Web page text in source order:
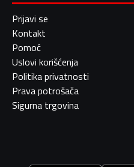
Prijavi se
Kontakt
Pomoć
Uslovi korišćenja
Politika privatnosti
Prava potrošača
Sigurna trgovina